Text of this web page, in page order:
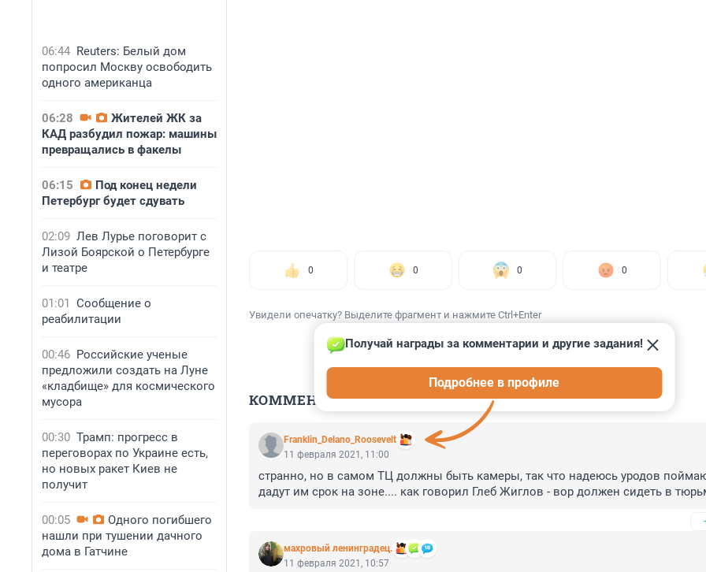
06:44 Reuters: Белый дом
попросил Москву освободить
одного американца
06:28
Жителей ЖК за
КАД разбудил пожар: машины
превращались в факелы
06:15
Под конец недели
Петербург будет сдувать
02:09 Лев Лурье поговорит с
Лизой Боярской о Петербурге
и театре
01:01 Сообщение о
реабилитации
00:46 Российские ученые
предложили создать на Луне
«кладбище» для космического
мусора
00:30 Трамп: прогресс в
переговорах по Украине есть,
но новых ракет Киев не
получит
00:05
Одного погибшего
нашли при тушении дачного
дома в Гатчине
0 0 0 0
Увидели опечатку? Выделите фрагмент и нажмите Ctrl+Enter
КОММЕНТАРИИ 3
Franklin_Delano_Roosevelt
Получай награды за комментарии и другие задания!
Подробнее в профиле
11 февраля 2021, 11:00
странно, но в самом ТЦ должны быть камеры, так что надеюсь уродов
дадут им срок на зоне.... как говорил Глеб Жиглов - вор должен сидеть в
махровый ленинградец.
11 февраля 2021, 10:57